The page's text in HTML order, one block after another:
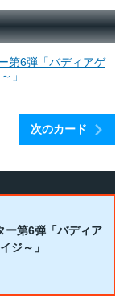
第6弾「バディアゲ
」
次のカード
ー第6弾「バディア
ジ～」